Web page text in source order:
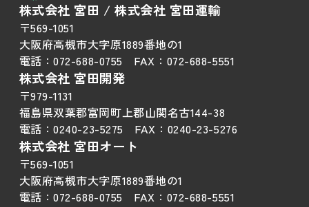
株式会社 宮田 / 株式会社 宮田運輸
〒569-1051
大阪府高槻市大字原1889番地の1
電話：072-688-0755 FAX： 072-688-5551
株式会社 宮田開発
〒979-1131
福島県双葉郡富岡町上郡山関名古144-38
電話：0240-23-5275 FAX： 0240-23-5276
株式会社 宮田オート
〒569-1051
大阪府高槻市大字原1889番地の1
電話：072-688-0755 FAX： 072-688-5551